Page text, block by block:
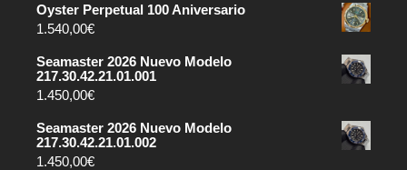
Oyster Perpetual 100 Aniversario
1.540,00€
Seamaster 2026 Nuevo Modelo
217.30.42.21.01.001
1.450,00€
Seamaster 2026 Nuevo Modelo
217.30.42.21.01.002
1.450,00€